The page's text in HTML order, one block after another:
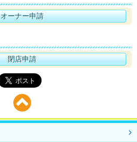
オーナー申請
閉店申請